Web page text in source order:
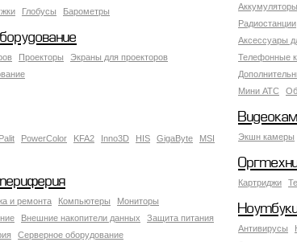
Глобусы Барометры
Радиостанции
Аксессуары
Телефонные
Мини АТС
Проекторы
Экраны для проекторов
Экшн камеры
Palit PowerColor KFA2 Inno3D HIS GigaByte
MSI
Картриджи
и ремонта Компьютеры
Мониторы
Внешние накопители данных
Защита питания
Серверное оборудование
Антивирусы